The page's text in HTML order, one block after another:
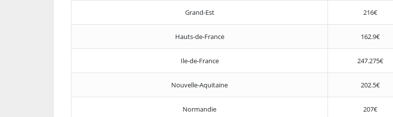
Grand-Est 216€
Hauts-de-France 162.9€
Ile-de-France 247.275€
Nouvelle-Aquitaine 202.5€
Normandie 207€